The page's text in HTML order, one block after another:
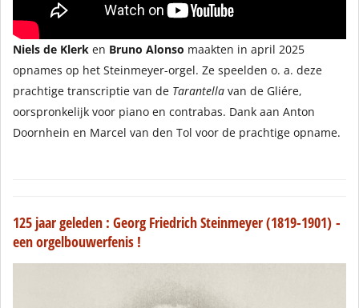
Niels de Klerk en Bruno Alonso maakten in april 2025
opnames op het Steinmeyer-orgel. Ze speelden o. a. deze
prachtige transcriptie van de Tarantella van de Gliére,
oorspronkelijk voor piano en contrabas. Dank aan Anton
Doornhein en Marcel van den Tol voor de prachtige opname.
125 jaar geleden : Georg Friedrich Steinmeyer (1819-1901) -
een orgelbouwerfenis !